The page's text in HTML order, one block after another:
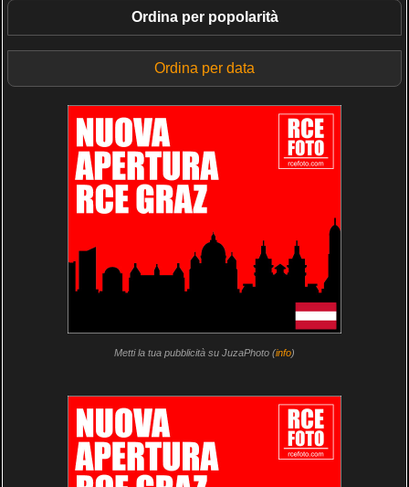
Ordina per popolarità
Ordina per data
Metti la tua pubblicità su JuzaPhoto (info)